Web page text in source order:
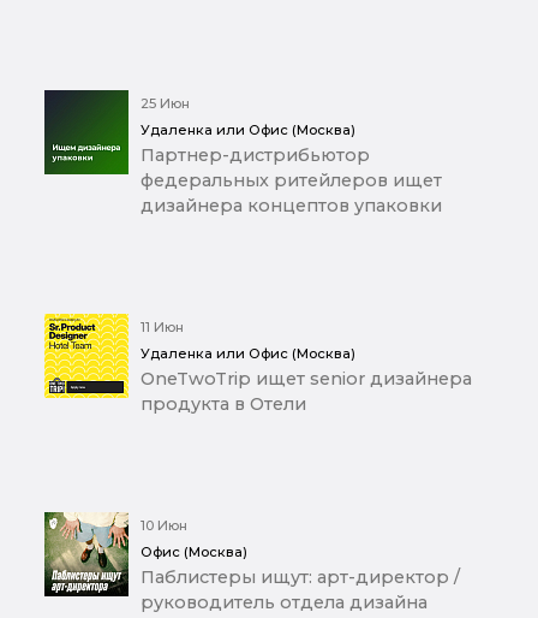
25 Июн
Удаленка или Офис (Москва)
Партнер-дистрибьютор
федеральных ритейлеров ищет
дизайнера концептов упаковки
11 Июн
Удаленка или Офис (Москва)
OneTwoTrip ищет senior дизайнера
продукта в Отели
10 Июн
Офис (Москва)
Паблистеры ищут: арт-директор /
руководитель отдела дизайна